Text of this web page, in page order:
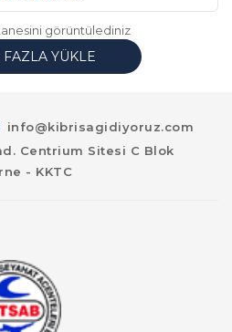
görüntülediniz
FAZLA YÜKLE
info@kibrisagidiyoruz.com
Centrium Sitesi C Blok
- KKTC